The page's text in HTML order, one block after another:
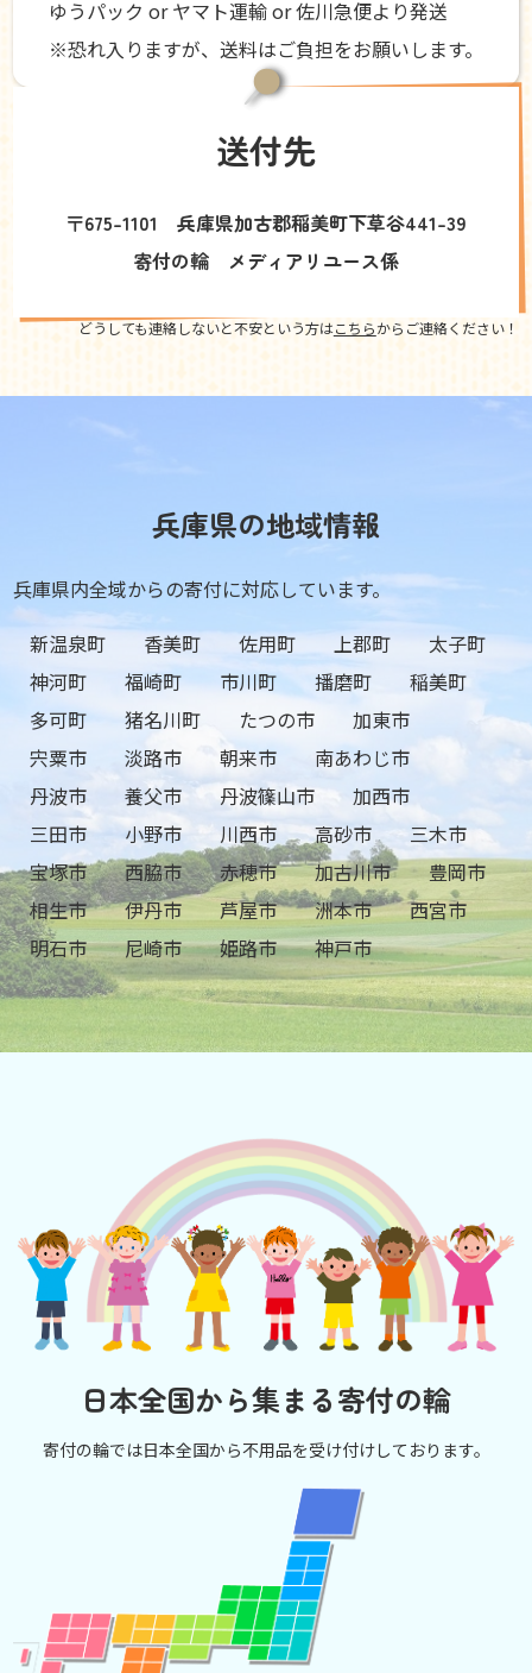
ゆうパック or ヤマト運輸 or 佐川急便より発送
※恐れ入りますが、送料はご負担をお願いします。
送付先
〒675-1101 兵庫県加古郡稲美町下草谷441-39
寄付の輪 メディアリユース係
どうしても連絡しないと不安という方はこちらからご連絡ください！
兵庫県の地域情報
兵庫県内全域からの寄付に対応しています。
新温泉町
香美町 佐用町 上郡町
太子町
神河町
福崎町 市川町 播磨町
稲美町
多可町
猪名川町 たつの市
加東市
宍粟市
淡路市 朝来市
南あわじ市
丹波市
養父市 丹波篠山市
加西市
三田市
小野市 川西市 高砂市
三木市
宝塚市
西脇市 赤穂市 加古川市
豊岡市
相生市
伊丹市 芦屋市 洲本市
西宮市
明石市
尼崎市 姫路市 神戸市
日本全国から集まる寄付の輪
寄付の輪では日本全国から不用品を受け付けしております。